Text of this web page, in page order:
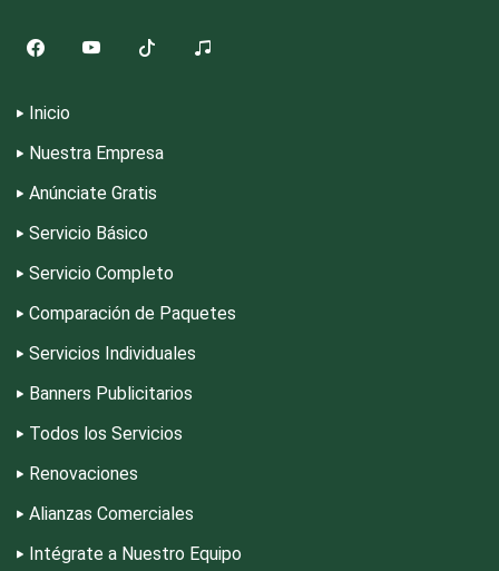
Escuelas de Artes
Escuelas de Gastronomía
Escuelas de Idiomas
Escuelas de Manejo
Estanterías
Inicio
Nuestra Empresa
Anúnciate Gratis
Servicio Básico
Servicio Completo
Comparación de Paquetes
Servicios Individuales
Banners Publicitarios
Todos los Servicios
Renovaciones
Alianzas Comerciales
Intégrate a Nuestro Equipo